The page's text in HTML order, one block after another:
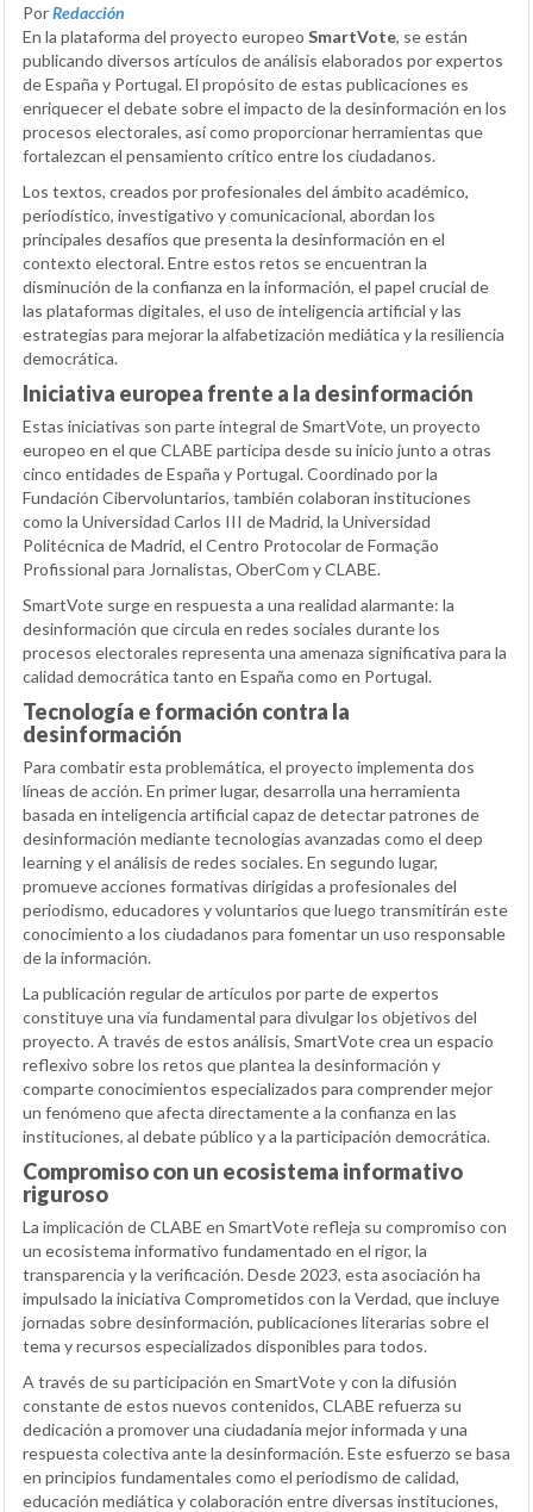
PorRedacción
En la plataforma del proyecto europeo SmartVote, se están
publicando diversos artículos de análisis elaborados por expertos
de España y Portugal. El propósito de estas publicaciones es
enriquecer el debate sobre el impacto de la desinformación en los
procesos electorales, así como proporcionar herramientas que
fortalezcan el pensamiento crítico entre los ciudadanos.
Los textos, creados por profesionales del ámbito académico,
periodístico, investigativo y comunicacional, abordan los
principales desafíos que presenta la desinformación en el
contexto electoral. Entre estos retos se encuentran la
disminución de la confianza en la información, el papel crucial de
las plataformas digitales, el uso de inteligencia artificial y las
estrategias para mejorar la alfabetización mediática y la resiliencia
democrática.
Iniciativa europea frente a la desinformación
Estas iniciativas son parte integral de SmartVote, un proyecto
europeo en el que CLABE participa desde su inicio junto a otras
cinco entidades de España y Portugal. Coordinado por la
Fundación Cibervoluntarios, también colaboran instituciones
como la Universidad Carlos III de Madrid, la Universidad
Politécnica de Madrid, el Centro Protocolar de Formação
Profissional para Jornalistas, OberCom y CLABE.
SmartVote surge en respuesta a una realidad alarmante: la
desinformación que circula en redes sociales durante los
procesos electorales representa una amenaza significativa para la
calidad democrática tanto en España como en Portugal.
Tecnología e formación contra la
desinformación
Para combatir esta problemática, el proyecto implementa dos
líneas de acción. En primer lugar, desarrolla una herramienta
basada en inteligencia artificial capaz de detectar patrones de
desinformación mediante tecnologías avanzadas como el deep
learning y el análisis de redes sociales. En segundo lugar,
promueve acciones formativas dirigidas a profesionales del
periodismo, educadores y voluntarios que luego transmitirán este
conocimiento a los ciudadanos para fomentar un uso responsable
de la información.
La publicación regular de artículos por parte de expertos
constituye una vía fundamental para divulgar los objetivos del
proyecto. A través de estos análisis, SmartVote crea un espacio
reflexivo sobre los retos que plantea la desinformación y
comparte conocimientos especializados para comprender mejor
un fenómeno que afecta directamente a la confianza en las
instituciones, al debate público y a la participación democrática.
Compromiso con un ecosistema informativo
riguroso
La implicación de CLABE en SmartVote refleja su compromiso con
un ecosistema informativo fundamentado en el rigor, la
transparencia y la verificación. Desde 2023, esta asociación ha
impulsado la iniciativa Comprometidos con la Verdad, que incluye
jornadas sobre desinformación, publicaciones literarias sobre el
tema y recursos especializados disponibles para todos.
A través de su participación en SmartVote y con la difusión
constante de estos nuevos contenidos, CLABE refuerza su
dedicación a promover una ciudadanía mejor informada y una
respuesta colectiva ante la desinformación. Este esfuerzo se basa
en principios fundamentales como el periodismo de calidad,
educación mediática y colaboración entre diversas instituciones,